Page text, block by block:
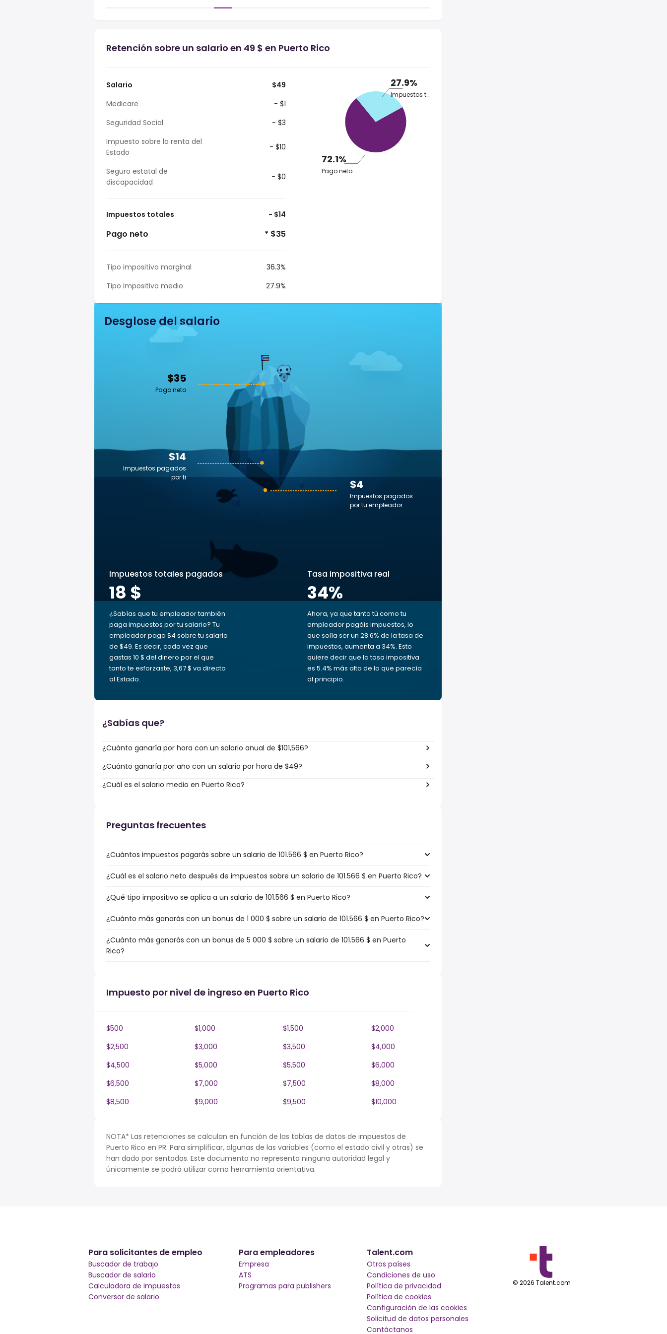
Retención sobre un salario en 49 $ en Puerto Rico
Salario
$49
Medicare
- $1
Seguridad Social
- $3
Impuesto sobre la renta del
Estado
- $10
Seguro estatal de
discapacidad
- $0
Impuestos totales - $14
Pago neto * $35
Tipo impositivo marginal
36.3%
Tipo impositivo medio
27.9%
27.9%
Impuestos totales
72.1%
Pago neto
Desglose del salario
$35
Pago neto
$4
Impuestos pagados
por tu empleador
$14
Impuestos pagados
por ti
Impuestos totales pagados
18 $
¿Sabías que tu empleador también
paga impuestos por tu salario? Tu
empleador paga $4 sobre tu salario
de $49. Es decir, cada vez que
gastas 10 $ del dinero por el que
tanto te esforzaste, 3,67 $ va directo
al Estado.
Tasa impositiva real
34%
Ahora, ya que tanto tú como tu
empleador pagáis impuestos, lo
que solía ser un 28.6% de la tasa de
impuestos, aumenta a 34%. Esto
quiere decir que la tasa impositiva
es 5.4% más alta de lo que parecía
al principio.
¿Sabías que?
¿Cuánto ganaría por hora con un salario anual de $101,566?
¿Cuánto ganaría por año con un salario por hora de $49?
¿Cuál es el salario medio en Puerto Rico?
Preguntas frecuentes
¿Cuántos impuestos pagarás sobre un salario de 101.566 $ en Puerto Rico?
¿Cuál es el salario neto después de impuestos sobre un salario de 101.566 $ en Puerto Rico?
¿Qué tipo impositivo se aplica a un salario de 101.566 $ en Puerto Rico?
¿Cuánto más ganarás con un bonus de 1 000 $ sobre un salario de 101.566 $ en Puerto Rico?
¿Cuánto más ganarás con un bonus de 5 000 $ sobre un salario de 101.566 $ en Puerto
Rico?
Impuesto por nivel de ingreso en Puerto Rico
$500 $1,000 $1,500
$2,000
$2,500
$3,000 $3,500
$4,000
$4,500
$5,000 $5,500
$6,000
$6,500
$7,000 $7,500
$8,000
$8,500
$9,000 $9,500 $10,000
NOTA* Las retenciones se calculan en función de las tablas de datos de impuestos de
Puerto Rico en PR. Para simplificar, algunas de las variables (como el estado civil y otras) se
han dado por sentadas. Este documento no representa ninguna autoridad legal y
únicamente se podrá utilizar como herramienta orientativa.
Para solicitantes de empleo
Buscador de trabajo
Buscador de salario
Calculadora de impuestos
Conversor de salario
Para empleadores
Empresa
ATS
Programas para publishers
Talent.com
Otros países
Condiciones de uso
Política de privacidad
Política de cookies
Configuración de las cookies
Solicitud de datos personales
Contáctanos
© 2026 Talent.com